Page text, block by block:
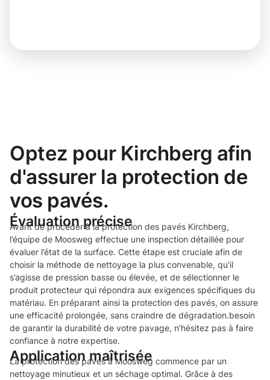
Optez pour Kirchberg afin
d'assurer la protection de
vos pavés.
Évaluation précise
Avant de procéder à la protection des pavés Kirchberg,
l’équipe de Moosweg effectue une inspection détaillée pour
évaluer l’état de la surface. Cette étape est cruciale afin de
choisir la méthode de nettoyage la plus convenable, qu’il
s’agisse de pression basse ou élevée, et de sélectionner le
produit protecteur qui répondra aux exigences spécifiques du
matériau. En préparant ainsi la protection des pavés, on assure
une efficacité prolongée, sans craindre de dégradation.besoin
de garantir la durabilité de votre pavage, n’hésitez pas à faire
confiance à notre expertise.
Application maîtrisée
La protection des pavés à Moosweg commence par un
nettoyage minutieux et un séchage optimal. Grâce à des